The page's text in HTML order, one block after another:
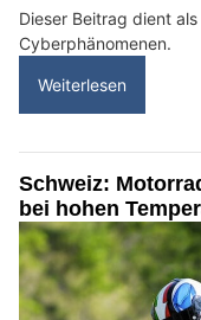
Dieser Beitrag dient
Cyberphänomenen.
Weiterlesen
Schweiz:
bei hohen